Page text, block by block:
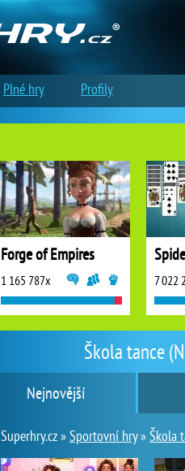
Škola tance
Nejnovější
Superhry.cz »Sportovní hry»Škola
Forge of Empires
1 165 787x 7 022
Plné hry Profily